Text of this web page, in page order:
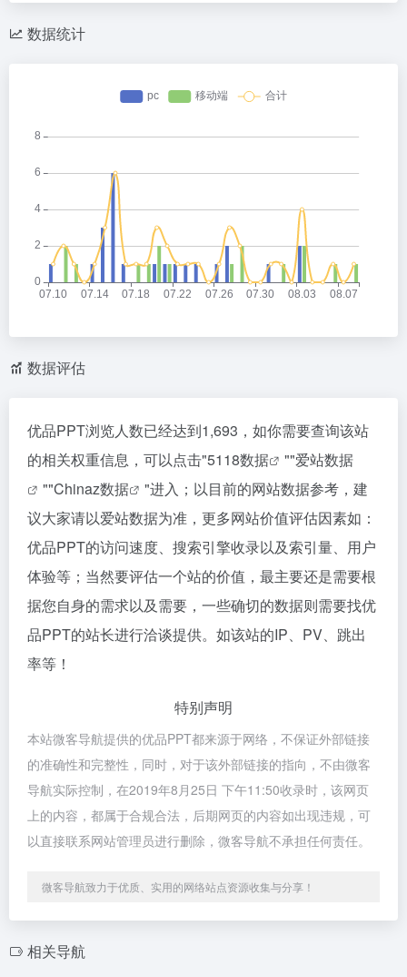
数据统计
数据评估
优品PPT浏览人数已经达到1,693，如你需要查询该站
的相关权重信息，可以点击"5118数据 ""爱站数据
""Chinaz数据
"进入；以目前的网站数据参考，建
议大家请以爱站数据为准，更多网站价值评估因素如：
优品PPT的访问速度、搜索引擎收录以及索引量、用户
体验等；当然要评估一个站的价值，最主要还是需要根
据您自身的需求以及需要，一些确切的数据则需要找优
品PPT的站长进行洽谈提供。如该站的IP、PV、跳出
率等！
特别声明
本站微客导航提供的优品PPT都来源于网络，不保证外部链接
的准确性和完整性，同时，对于该外部链接的指向，不由微客
导航实际控制，在2019年8月25日 下午11:50收录时，该网页
上的内容，都属于合规合法，后期网页的内容如出现违规，可
以直接联系网站管理员进行删除，微客导航不承担任何责任。
微客导航致力于优质、实用的网络站点资源收集与分享！
相关导航